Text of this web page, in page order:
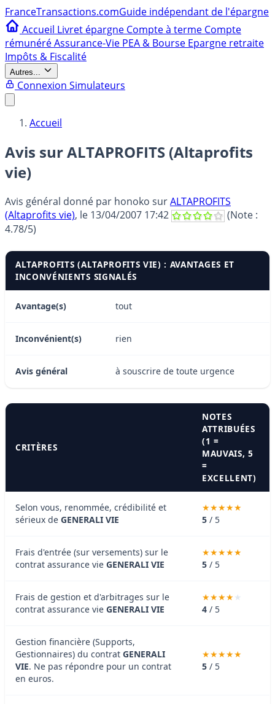
FranceTransactions.comGuide indépendant de l'épargne
Accueil Livret épargne Compte à terme Compte
rémunéréAssurance-Vie PEA & Bourse Epargne retraite
Impôts & Fiscalité
Autres...
Connexion Simulateurs
Accueil
Avis sur ALTAPROFITS (Altaprofits
vie)
Avis général donné par honoko surALTAPROFITS
(Altaprofits vie), le 13/04/2007 17:42
(Note :
4.78/5)
ALTAPROFITS (ALTAPROFITS VIE) : AVANTAGES ET
INCONVÉNIENTS SIGNALÉS
Avantage(s) tout
Inconvénient(s) rien
Avis général à souscrire de toute urgence
CRITÈRES
NOTES
ATTRIBUÉES
(1 =
MAUVAIS, 5
=
EXCELLENT)
Selon vous, renommée, crédibilité et
sérieux de GENERALI VIE 5 / 5
Frais d'entrée (sur versements) sur le
contrat assurance vie GENERALI VIE 5 / 5
Frais de gestion et d'arbitrages sur le
contrat assurance vie GENERALI VIE 4 / 5
Gestion financière (Supports,
Gestionnaires) du contrat GENERALI
VIE. Ne pas répondre pour un contrat
en euros.
5 / 5